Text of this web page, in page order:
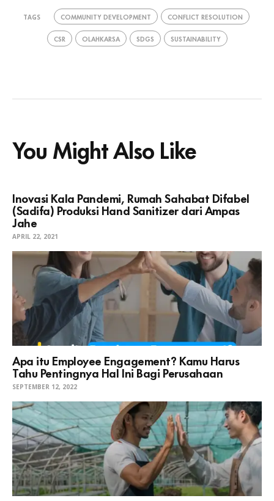
TAGS COMMUNITY DEVELOPMENT CONFLICT RESOLUTION
CSR OLAHKARSA SDGS SUSTAINABILITY
You Might Also Like
Inovasi Kala Pandemi, Rumah Sahabat Difabel
(Sadifa) Produksi Hand Sanitizer dari Ampas
Jahe
APRIL 22, 2021
Apa itu Employee Engagement? Kamu Harus
Tahu Pentingnya Hal Ini Bagi Perusahaan
SEPTEMBER 12, 2022